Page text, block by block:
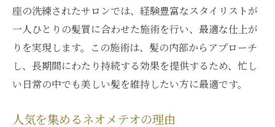
座の洗練されたサロンでは、経験豊富なスタイリストが
一人ひとりの髪質に合わせた施術を行い、最適な仕上が
りを実現します。この施術は、髪の内部からアプローチ
し、長期間にわたり持続する効果を提供するため、忙し
い日常の中でも美しい髪を維持したい方に最適です。
人気を集めるネオメテオの理由